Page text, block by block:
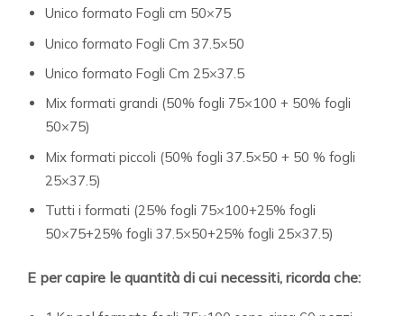
Unico formato Fogli cm 50×75
Unico formato Fogli Cm 37.5×50
Unico formato Fogli Cm 25×37.5
Mix formati grandi (50% fogli 75×100 + 50% fogli
50×75)
Mix formati piccoli (50% fogli 37.5×50 + 50 % fogli
25×37.5)
Tutti i formati (25% fogli 75×100+25% fogli
50×75+25% fogli 37.5×50+25% fogli 25×37.5)
E per capire le quantità di cui necessiti, ricorda che: